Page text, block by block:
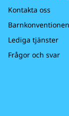
Kontakta oss
Barnkonventionen
Lediga tjänster
Frågor och svar